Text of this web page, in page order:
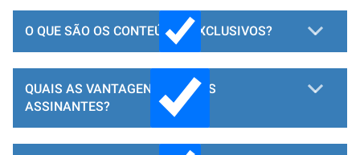
O QUE SÃO OS CONTEÚDOS EXCLUSIVOS?
QUAIS AS VANTAGENS PARA OS
ASSINANTES?